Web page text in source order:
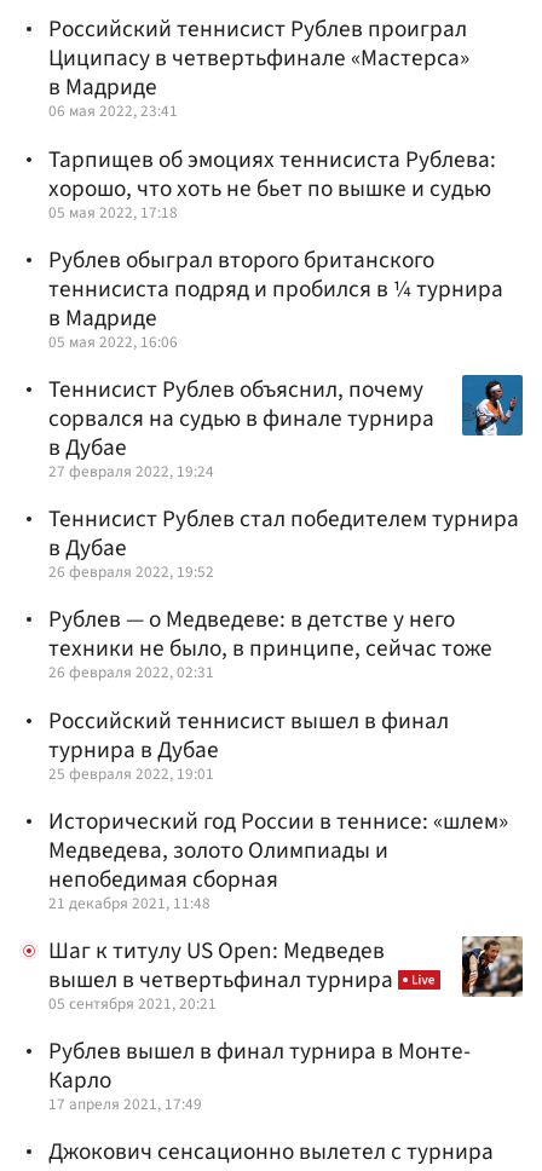
Российский теннисист Рублев проиграл
Циципасу в четвертьфинале «Мастерса»
в Мадриде
06 мая 2022, 23:41
Тарпищев об эмоциях теннисиста Рублева:
хорошо, что хоть не бьет по вышке и судью
05 мая 2022, 17:18
Рублев обыграл второго британского
теннисиста подряд и пробился в ¼ турнира
в Мадриде
05 мая 2022, 16:06
Теннисист Рублев объяснил, почему
сорвался на судью в финале турнира
в Дубае
27 февраля 2022, 19:24
Теннисист Рублев стал победителем турнира
в Дубае
26 февраля 2022, 19:52
Рублев — о Медведеве: в детстве у него
техники не было, в принципе, сейчас тоже
26 февраля 2022, 02:31
Российский теннисист вышел в финал
турнира в Дубае
25 февраля 2022, 19:01
Исторический год России в теннисе: «шлем»
Медведева, золото Олимпиады и
непобедимая сборная
21 декабря 2021, 11:48
Шаг к титулу US Open: Медведев
вышел в четвертьфинал турнира
05 сентября 2021, 20:21
Рублев вышел в финал турнира в Монте-
Карло
17 апреля 2021, 17:49
Джокович сенсационно вылетел с турнира